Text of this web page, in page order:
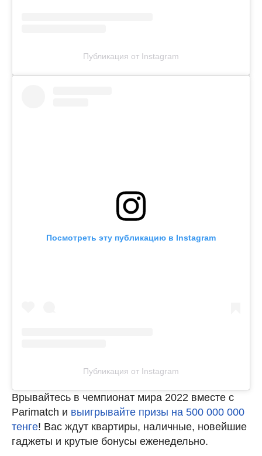
Публикация от Instagram
Посмотреть эту публикацию в Instagram
Публикация от Instagram
Врывайтесь в чемпионат мира 2022 вместе с
Parimatch и выигрывайте призы на 500 000 000
тенге! Вас ждут квартиры, наличные, новейшие
гаджеты и крутые бонусы еженедельно.